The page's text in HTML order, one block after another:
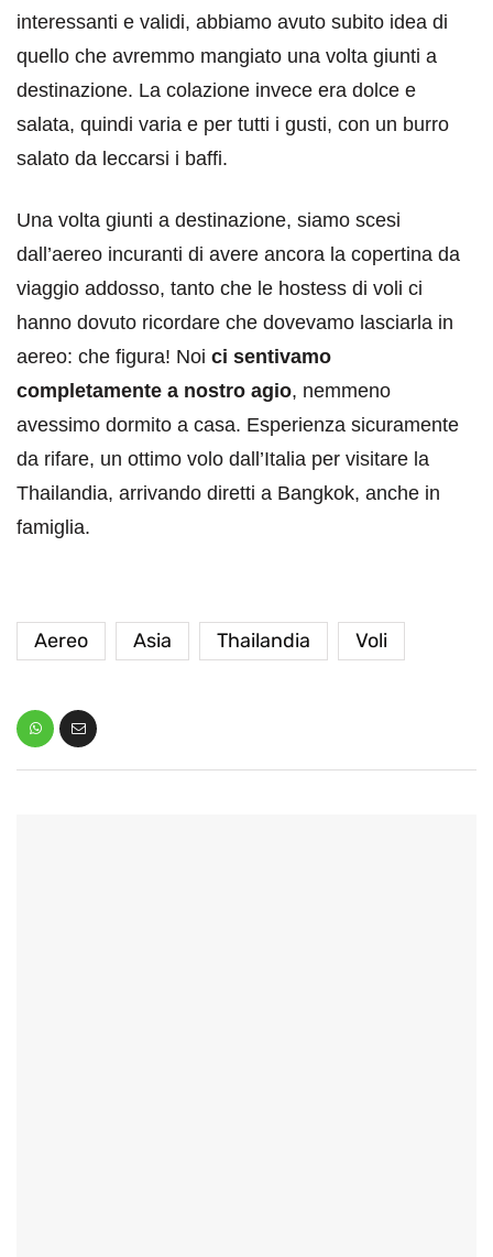
interessanti e validi, abbiamo avuto subito idea di
quello che avremmo mangiato una volta giunti a
destinazione. La colazione invece era dolce e
salata, quindi varia e per tutti i gusti, con un burro
salato da leccarsi i baffi.
Una volta giunti a destinazione, siamo scesi
dall’aereo incuranti di avere ancora la copertina da
viaggio addosso, tanto che le hostess di voli ci
hanno dovuto ricordare che dovevamo lasciarla in
aereo: che figura! Noi ci sentivamo
completamente a nostro agio, nemmeno
avessimo dormito a casa. Esperienza sicuramente
da rifare, un ottimo volo dall’Italia per visitare la
Thailandia, arrivando diretti a Bangkok, anche in
famiglia.
Aereo Asia Thailandia Voli